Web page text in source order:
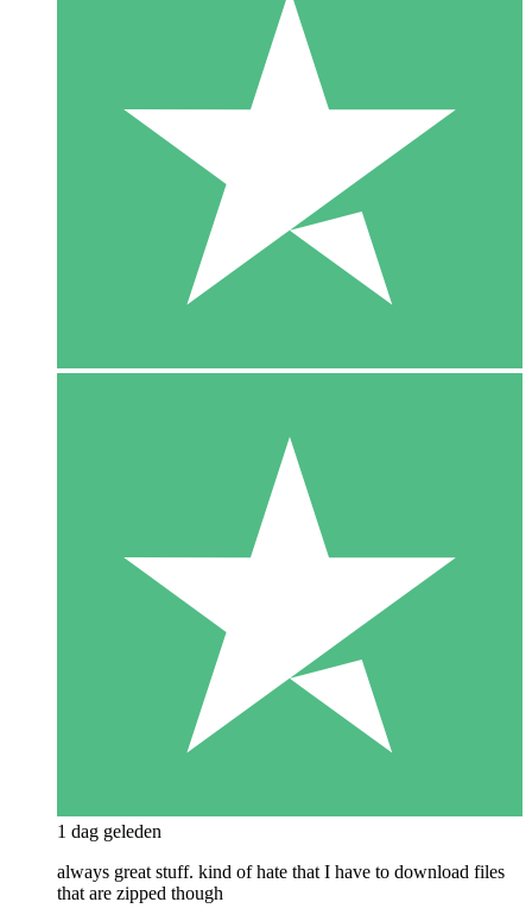
1 dag geleden
always great stuff. kind of hate that I have to download files
that are zipped though